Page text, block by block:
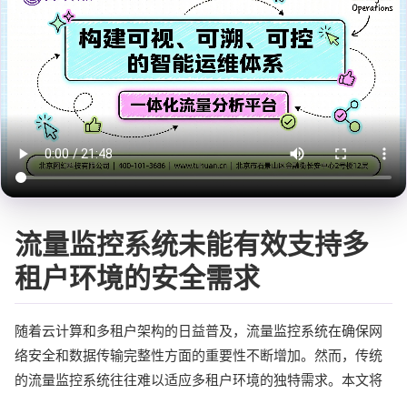
流量监控系统未能有效支持多
租户环境的安全需求
随着云计算和多租户架构的日益普及，流量监控系统在确保网
络安全和数据传输完整性方面的重要性不断增加。然而，传统
的流量监控系统往往难以适应多租户环境的独特需求。本文将